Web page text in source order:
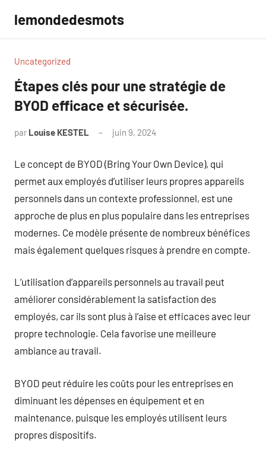
contenu
lemondedesmots
Uncategorized
Étapes clés pour une stratégie de
BYOD efficace et sécurisée.
par Louise KESTEL juin 9, 2024
Le concept de BYOD (Bring Your Own Device), qui
permet aux employés d’utiliser leurs propres appareils
personnels dans un contexte professionnel, est une
approche de plus en plus populaire dans les entreprises
modernes. Ce modèle présente de nombreux bénéfices
mais également quelques risques à prendre en compte.
L’utilisation d’appareils personnels au travail peut
améliorer considérablement la satisfaction des
employés, car ils sont plus à l’aise et efficaces avec leur
propre technologie. Cela favorise une meilleure
ambiance au travail.
BYOD peut réduire les coûts pour les entreprises en
diminuant les dépenses en équipement et en
maintenance, puisque les employés utilisent leurs
propres dispositifs.